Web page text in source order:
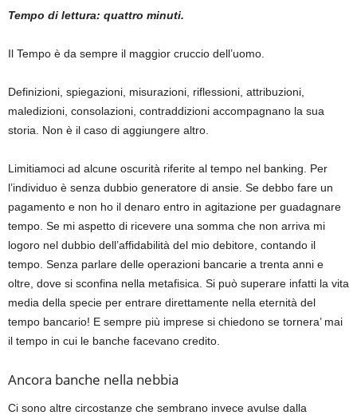
Tempo di lettura: quattro minuti.
Il Tempo è da sempre il maggior cruccio dell’uomo.
Definizioni, spiegazioni, misurazioni, riflessioni, attribuzioni,
maledizioni, consolazioni, contraddizioni accompagnano la sua
storia. Non è il caso di aggiungere altro.
Limitiamoci ad alcune oscurità riferite al tempo nel banking. Per
l’individuo è senza dubbio generatore di ansie. Se debbo fare un
pagamento e non ho il denaro entro in agitazione per guadagnare
tempo. Se mi aspetto di ricevere una somma che non arriva mi
logoro nel dubbio dell’affidabilità del mio debitore, contando il
tempo. Senza parlare delle operazioni bancarie a trenta anni e
oltre, dove si sconfina nella metafisica. Si può superare infatti la vita
media della specie per entrare direttamente nella eternità del
tempo bancario! E sempre più imprese si chiedono se tornera’ mai
il tempo in cui le banche facevano credito.
Ancora banche nella nebbia
Ci sono altre circostanze che sembrano invece avulse dalla